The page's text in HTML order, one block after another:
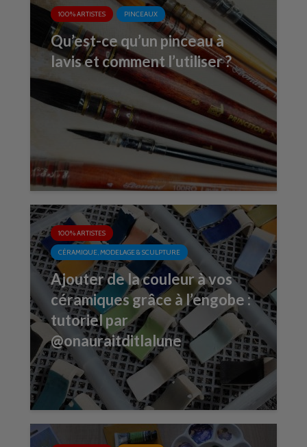
100% ARTISTES PINCEAUX
Qu’est-ce qu’un pinceau à
lavis et comment l’utiliser ?
100% ARTISTES
CÉRAMIQUE, MODELAGE & SCULPTURE
Ajouter de la couleur à vos
céramiques grâce à l’engobe :
tutoriel par
@onauraitditlalune